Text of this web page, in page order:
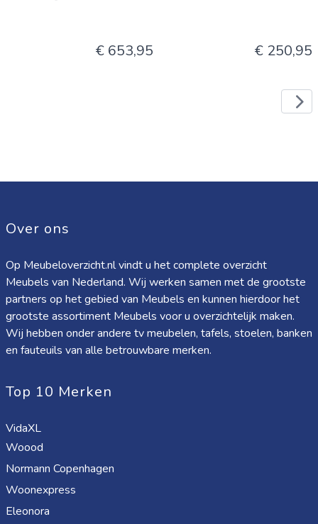
€ 653,95 € 250,95
Over ons
Op Meubeloverzicht.nl vindt u het complete overzicht
Meubels van Nederland. Wij werken samen met de grootste
partners op het gebied van Meubels en kunnen hierdoor het
grootste assortiment Meubels voor u overzichtelijk maken.
Wij hebben onder andere tv meubelen, tafels, stoelen, banken
en fauteuils van alle betrouwbare merken.
Top 10 Merken
VidaXL
Woood
Normann Copenhagen
Woonexpress
Eleonora